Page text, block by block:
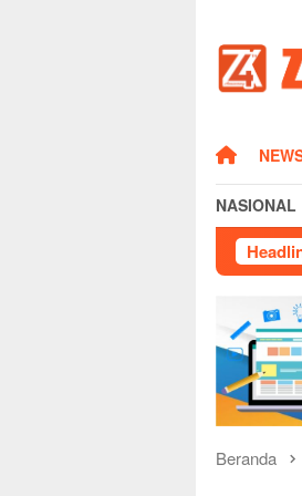
konten
HOME
NASIONAL
Beranda